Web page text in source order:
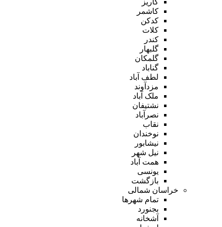
کاشمر
کدکن
کلات
کندر
گلبهار
گلمکان
گناباد
لطف آباد
مزدآوند
ملک آباد
نشتیفان
نصرآباد
نقاب
نوخندان
نیشابور
نیل شهر
همت آباد
یونسی
بازگشت
خراسان شمالی
تمام شهر‌ها
بجنورد
آشخانه